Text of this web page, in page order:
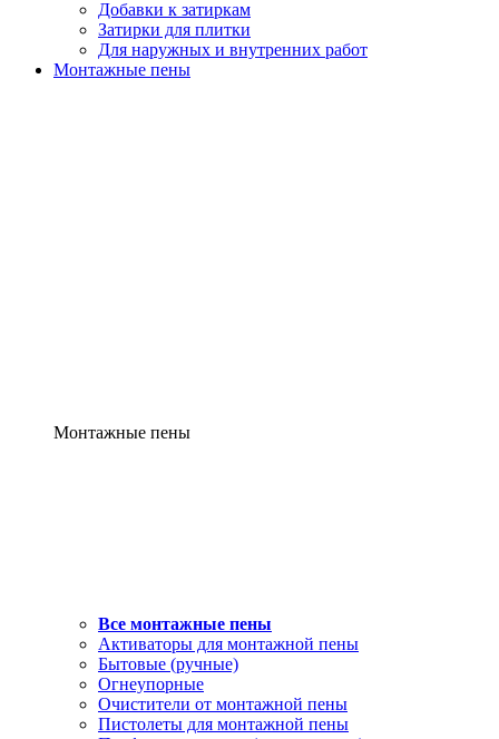
Добавки к затиркам
Затирки для плитки
Для наружных и внутренних работ
Монтажные пены
Монтажные пены
Все монтажные пены
Активаторы для монтажной пены
Бытовые (ручные)
Огнеупорные
Очистители от монтажной пены
Пистолеты для монтажной пены